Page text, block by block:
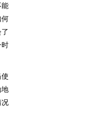
能
何
时
地
况